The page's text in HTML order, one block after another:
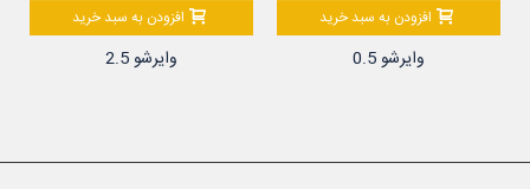
افزودن به سبد خرید
وایرشو 2.5
افزودن به سبد خرید
وایرشو 0.5